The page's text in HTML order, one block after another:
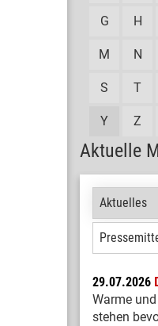
G H
M N
S T
Y Z
Aktuelle
Aktuelles
29.07.2026
Warme
stehen